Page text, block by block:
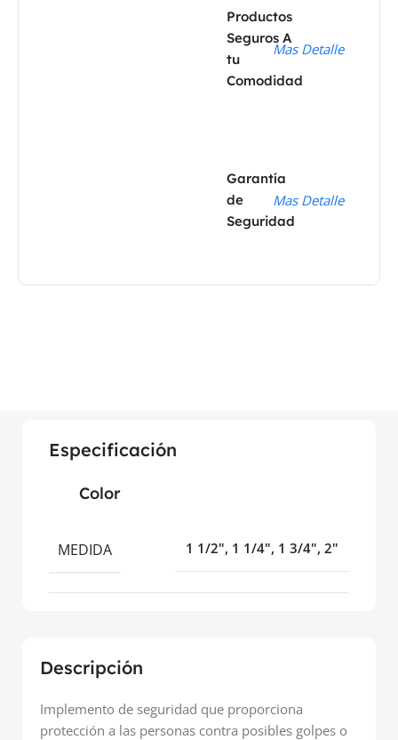
Productos
Seguros A
tu
Comodidad
Mas Detalle
Garantía
de
Seguridad
Mas Detalle
Descripción
Implemento de seguridad que proporciona
protección a las personas contra posibles golpes o
Especificación
Color
MEDIDA 1 1/2", 1 1/4", 1 3/4", 2"